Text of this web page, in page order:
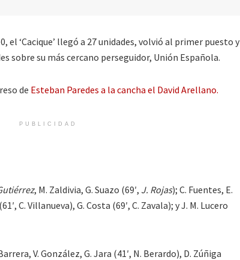
el ‘Cacique’ llegó a 27 unidades, volvió al primer puesto y
sobre su más cercano perseguidor, Unión Española.
de Esteban Paredes a la cancha el David Arellano.
PUBLICIDAD
, M. Zaldivia, G. Suazo (69′, J. Rojas); C. Fuentes, E.
C. Villanueva), G. Costa (69′, C. Zavala); y J. M. Lucero
V. González, G. Jara (41′, N. Berardo), D. Zúñiga